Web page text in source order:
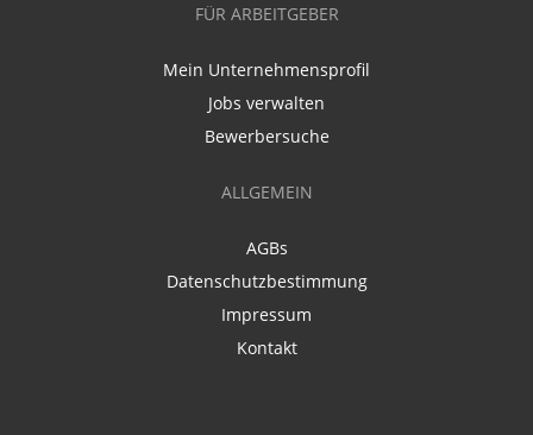
FÜR ARBEITGEBER
Mein Unternehmensprofil
Jobs verwalten
Bewerbersuche
ALLGEMEIN
AGBs
Datenschutzbestimmung
Impressum
Kontakt